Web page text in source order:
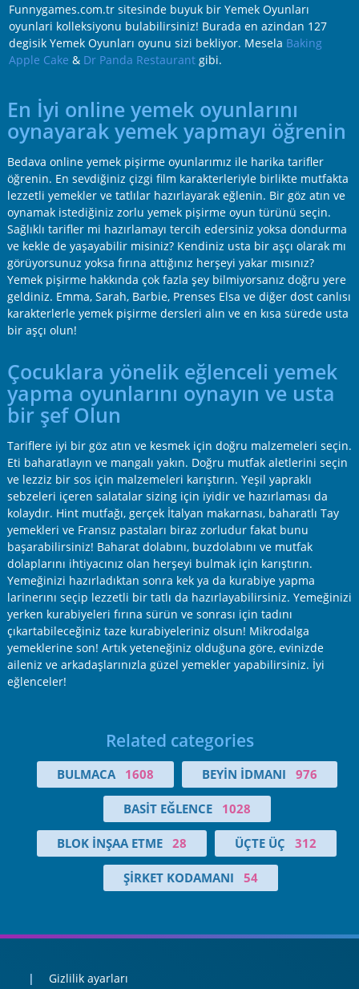
Funnygames.com.tr sitesinde buyuk bir Yemek Oyunları
oyunlari kolleksiyonu bulabilirsiniz! Burada en azindan 127
degisik Yemek Oyunları oyunu sizi bekliyor. Mesela Baking
Apple Cake & Dr Panda Restaurantgibi.
En İyi online yemek oyunlarını
oynayarak yemek yapmayı öğrenin
Bedava online yemek pişirme oyunlarımız ile harika tarifler
öğrenin. En sevdiğiniz çizgi film karakterleriyle birlikte mutfakta
lezzetli yemekler ve tatlılar hazırlayarak eğlenin. Bir göz atın ve
oynamak istediğiniz zorlu yemek pişirme oyun türünü seçin.
Sağlıklı tarifler mi hazırlamayı tercih edersiniz yoksa dondurma
ve kekle de yaşayabilir misiniz? Kendiniz usta bir aşçı olarak mı
görüyorsunuz yoksa fırına attığınız herşeyi yakar mısınız?
Yemek pişirme hakkında çok fazla şey bilmiyorsanız doğru yere
geldiniz. Emma, Sarah, Barbie, Prenses Elsa ve diğer dost canlısı
karakterlerle yemek pişirme dersleri alın ve en kısa sürede usta
bir aşçı olun!
Çocuklara yönelik eğlenceli yemek
yapma oyunlarını oynayın ve usta
bir şef Olun
Tariflere iyi bir göz atın ve kesmek için doğru malzemeleri seçin.
Eti baharatlayın ve mangalı yakın. Doğru mutfak aletlerini seçin
ve lezziz bir sos için malzemeleri karıştırın. Yeşil yapraklı
sebzeleri içeren salatalar sizing için iyidir ve hazırlaması da
kolaydır. Hint mutfağı, gerçek İtalyan makarnası, baharatlı Tay
yemekleri ve Fransız pastaları biraz zorludur fakat bunu
başarabilirsiniz! Baharat dolabını, buzdolabını ve mutfak
dolaplarını ihtiyacınız olan herşeyi bulmak için karıştırın.
Yemeğinizi hazırladıktan sonra kek ya da kurabiye yapma
larinerını seçip lezzetli bir tatlı da hazırlayabilirsiniz. Yemeğinizi
yerken kurabiyeleri fırına sürün ve sonrası için tadını
çıkartabileceğiniz taze kurabiyeleriniz olsun! Mikrodalga
yemeklerine son! Artık yeteneğiniz olduğuna göre, evinizde
aileniz ve arkadaşlarınızla güzel yemekler yapabilirsiniz. İyi
eğlenceler!
Related categories
BULMACA 1608 BEYIN İDMANI 976
BASIT EĞLENCE 1028
BLOK İNŞAA ETME 28 ÜÇTE ÜÇ 312
ŞIRKET KODAMANI 54
Gizlilik ayarları